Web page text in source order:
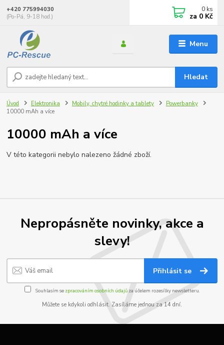
Menu
Hledat
+420 775994030
(Po-Pá, 9-18 hod.)
0 ks
za 0 Kč
Úvod Elektronika Mobily, chytré hodinky a tablety
Powerbanky
10000 mAh a více
10000 mAh a více
V této kategorii nebylo nalezeno žádné zboží.
Nepropásněte novinky, akce a
slevy!
Přihlásit se
Souhlasím se zpracováním osobních údajůza účelem rozesílky newsletteru.
Můžete se kdykoli odhlásit. Zasíláme jednou za 14 dní.